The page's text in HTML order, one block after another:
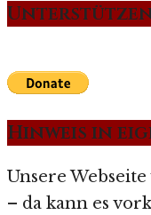
Unterstützen
Hinweis in
Unsere
– da kann es